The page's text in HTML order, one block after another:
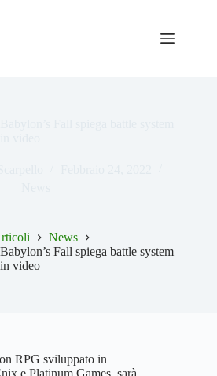
News
Fall spiega battle system
in video
RPG sviluppato in
e Platinum Games, sarà